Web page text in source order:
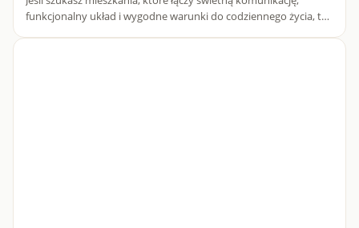
funkcjonalny układ i wygodne warunki do codziennego życia, ta